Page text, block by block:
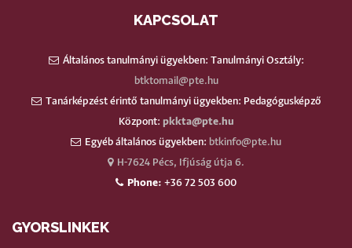
KAPCSOLAT
Általános tanulmányi ügyekben: Tanulmányi Osztály:
btktomail@pte.hu
Tanárképzést érintő tanulmányi ügyekben: Pedagógusképző
Központ: pkkta@pte.hu
Egyéb általános ügyekben: btkinfo@pte.hu
H-7624 Pécs, Ifjúság útja 6.
Phone: +36 72 503 600
GYORSLINKEK